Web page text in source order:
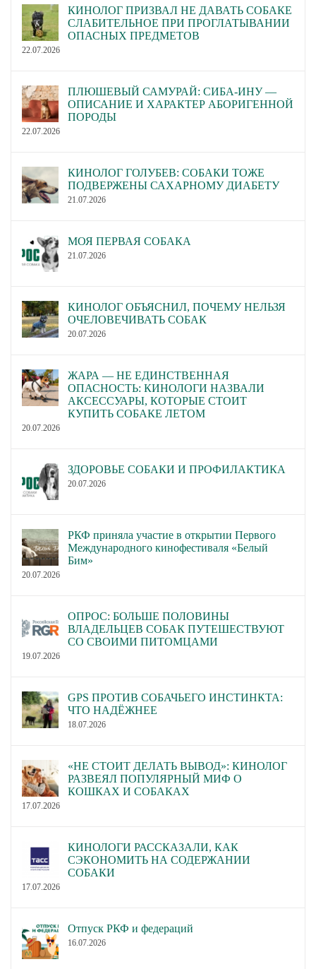
КИНОЛОГ ПРИЗВАЛ НЕ ДАВАТЬ СОБАКЕ
СЛАБИТЕЛЬНОЕ ПРИ ПРОГЛАТЫВАНИИ
ОПАСНЫХ ПРЕДМЕТОВ
22.07.2026
ПЛЮШЕВЫЙ САМУРАЙ: СИБА-ИНУ —
ОПИСАНИЕ И ХАРАКТЕР АБОРИГЕННОЙ
ПОРОДЫ
22.07.2026
КИНОЛОГ ГОЛУБЕВ: СОБАКИ ТОЖЕ
ПОДВЕРЖЕНЫ САХАРНОМУ ДИАБЕТУ
21.07.2026
МОЯ ПЕРВАЯ СОБАКА
21.07.2026
КИНОЛОГ ОБЪЯСНИЛ, ПОЧЕМУ НЕЛЬЗЯ
ОЧЕЛОВЕЧИВАТЬ СОБАК
20.07.2026
ЖАРА — НЕ ЕДИНСТВЕННАЯ
ОПАСНОСТЬ: КИНОЛОГИ НАЗВАЛИ
АКСЕССУАРЫ, КОТОРЫЕ СТОИТ
КУПИТЬ СОБАКЕ ЛЕТОМ
20.07.2026
ЗДОРОВЬЕ СОБАКИ И ПРОФИЛАКТИКА
20.07.2026
РКФ приняла участие в открытии Первого
Международного кинофестиваля «Белый
Бим»
20.07.2026
ОПРОС: БОЛЬШЕ ПОЛОВИНЫ
ВЛАДЕЛЬЦЕВ СОБАК ПУТЕШЕСТВУЮТ
СО СВОИМИ ПИТОМЦАМИ
19.07.2026
GPS ПРОТИВ СОБАЧЬЕГО ИНСТИНКТА:
ЧТО НАДЁЖНЕЕ
18.07.2026
«НЕ СТОИТ ДЕЛАТЬ ВЫВОД»: КИНОЛОГ
РАЗВЕЯЛ ПОПУЛЯРНЫЙ МИФ О
КОШКАХ И СОБАКАХ
17.07.2026
КИНОЛОГИ РАССКАЗАЛИ, КАК
СЭКОНОМИТЬ НА СОДЕРЖАНИИ
СОБАКИ
17.07.2026
Отпуск РКФ и федераций
16.07.2026